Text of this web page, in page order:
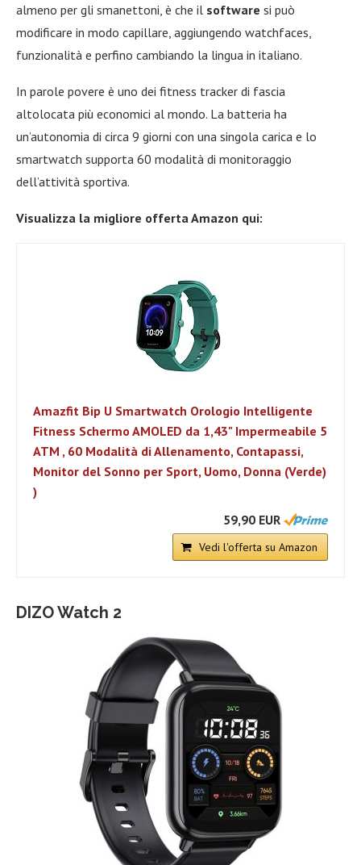
almeno per gli smanettoni, è che il software si può
modificare in modo capillare, aggiungendo watchfaces,
funzionalità e perfino cambiando la lingua in italiano.
In parole povere è uno dei fitness tracker di fascia
altolocata più economici al mondo. La batteria ha
un’autonomia di circa 9 giorni con una singola carica e lo
smartwatch supporta 60 modalità di monitoraggio
dell’attività sportiva.
Visualizza la migliore offerta Amazon qui:
Amazfit Bip U Smartwatch Orologio Intelligente
Fitness Schermo AMOLED da 1,43" Impermeabile 5
ATM , 60 Modalità di Allenamento, Contapassi,
Monitor del Sonno per Sport, Uomo, Donna (Verde)
)
59,90 EUR
Vedi l'offerta su Amazon
DIZO Watch 2